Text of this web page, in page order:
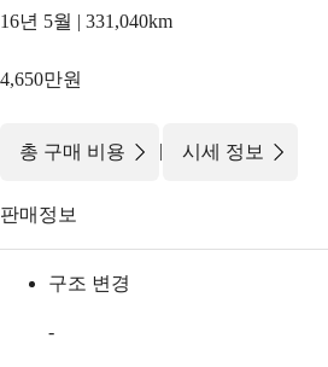
16년 5월 | 331,040km
4,650만원
총 구매 비용 | 시세 정보
판매정보
구조 변경
-